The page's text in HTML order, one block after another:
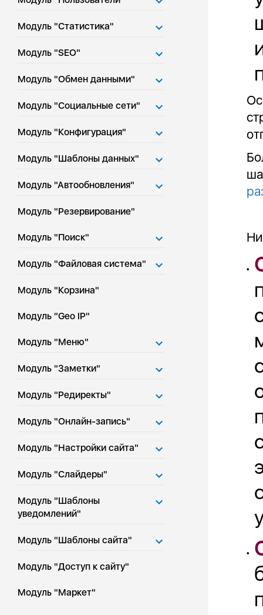
Модуль "Статистика"
Модуль "SEO"
Модуль "Обмен данными"
Модуль "Социальные сети"
Модуль "Конфигурация"
Модуль "Шаблоны данных"
Модуль "Автообновления"
Модуль "Резервирование"
Модуль "Поиск"
Модуль "Файловая система"
Модуль "Корзина"
Модуль "Geo IP"
Модуль "Меню"
Модуль "Заметки"
Модуль "Редиректы"
Модуль "Онлайн-запись"
Модуль "Настройки сайта"
Модуль "Слайдеры"
Модуль "Шаблоны
уведомлений"
Модуль "Шаблоны сайта"
Модуль "Доступ к сайту"
Модуль "Маркет"
•
•